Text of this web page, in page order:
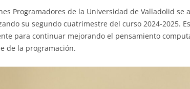
Programadores de la Universidad de Valladolid se
su segundo cuatrimestre del curso 2024-2025.
para continuar mejorando el pensamiento
de la programación.